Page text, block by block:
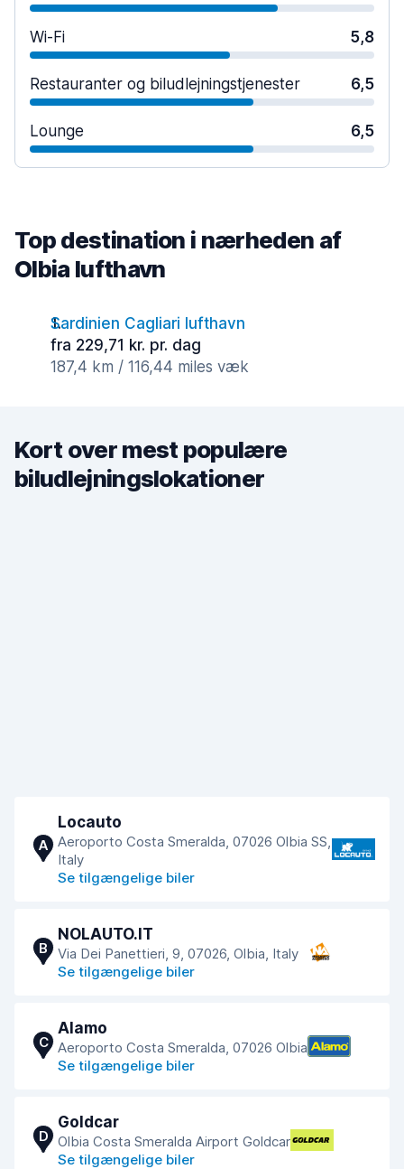
Wi-Fi 5,8
Restauranter og biludlejningstjenester 6,5
Lounge 6,5
Top destination i nærheden af
Olbia lufthavn
Sardinien Cagliari lufthavn
fra 229,71 kr. pr. dag
187,4 km / 116,44 miles væk
Kort over mest populære
biludlejningslokationer
A
Locauto
Aeroporto Costa Smeralda, 07026 Olbia SS,
Italy
Se tilgængelige biler
B
NOLAUTO.IT
Via Dei Panettieri, 9, 07026, Olbia, Italy
Se tilgængelige biler
C
Alamo
Aeroporto Costa Smeralda, 07026 Olbia
Se tilgængelige biler
D
Goldcar
Olbia Costa Smeralda Airport Goldcar
Se tilgængelige biler